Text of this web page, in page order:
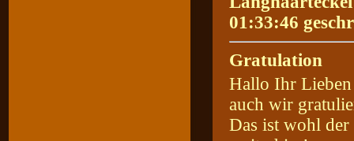
01:33:46
Gratulation
Hallo Ihr
auch wir
Das ist wohl der